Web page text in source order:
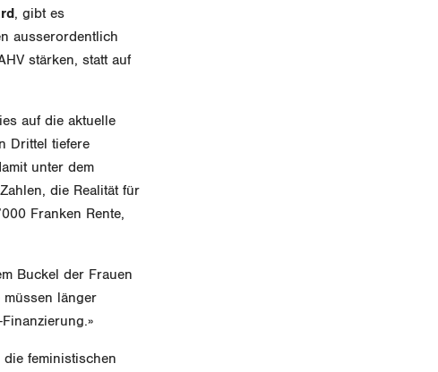
, gibt es
ausserordentlich
stärken, statt auf
auf die aktuelle
Drittel tiefere
unter dem
die Realität für
Franken Rente,
Buckel der Frauen
müssen länger
die feministischen